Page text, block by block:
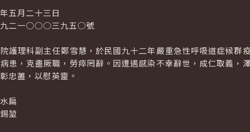
五月二十三日
九二一○○○三九五○號
護理科副主任鄭雪慧，於民國九十二年嚴重急性呼吸道症候群
患，克盡厥職，勞瘁罔辭。因遭遇感染不幸辭世，成仁取義，
忠藎，以慰英靈。
扁
堃